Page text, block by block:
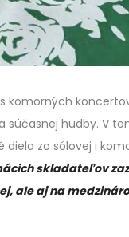
komorných
hudby. V
zo sólovej i
skladateľov
ale aj na